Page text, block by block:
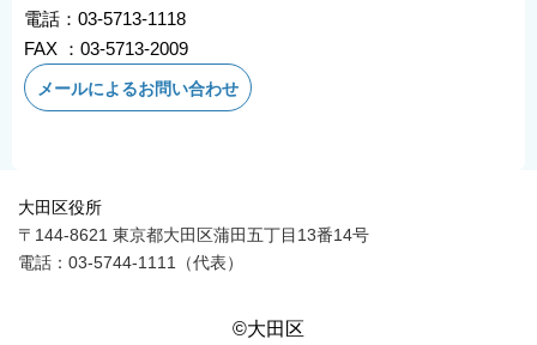
電話：03-5713-1118
FAX ：03-5713-2009
メールによるお問い合わせ
大田区役所
〒144-8621 東京都大田区蒲田五丁目13番14号
電話：03-5744-1111（代表）
©大田区